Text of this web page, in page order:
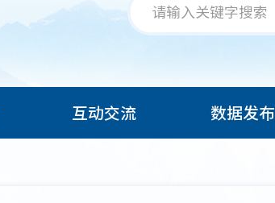
互动交流 数据发布